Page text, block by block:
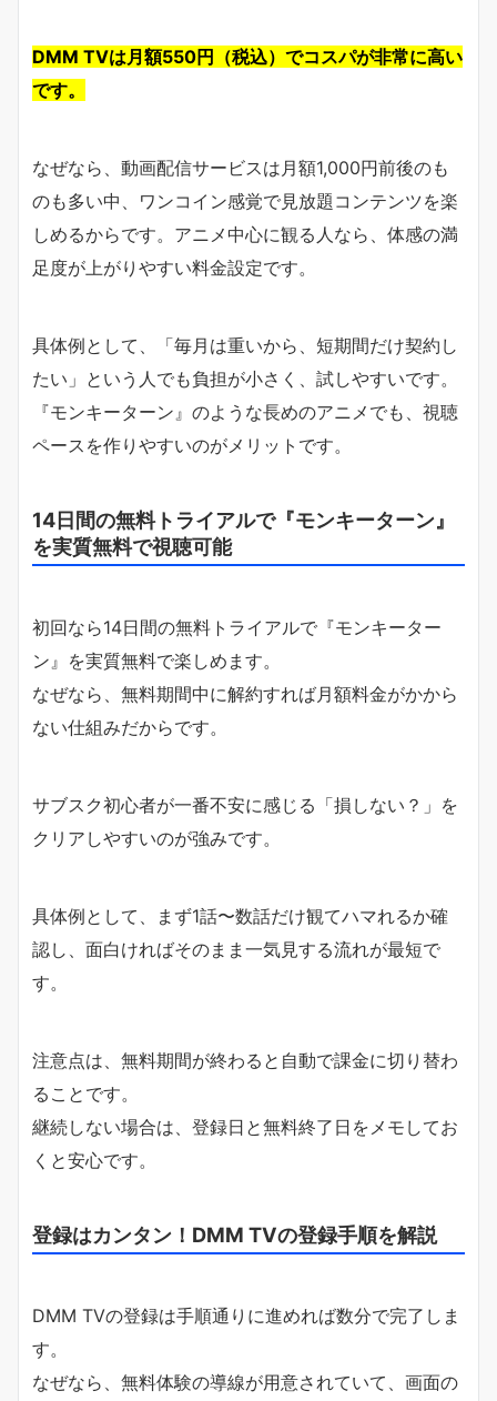
DMM TVは月額550円（税込）でコスパが非常に高い
です。
なぜなら、動画配信サービスは月額1,000円前後のも
のも多い中、ワンコイン感覚で見放題コンテンツを楽
しめるからです。アニメ中心に観る人なら、体感の満
足度が上がりやすい料金設定です。
具体例として、「毎月は重いから、短期間だけ契約し
たい」という人でも負担が小さく、試しやすいです。
『モンキーターン』のような長めのアニメでも、視聴
ペースを作りやすいのがメリットです。
14日間の無料トライアルで『モンキーターン』
を実質無料で視聴可能
初回なら14日間の無料トライアルで『モンキーター
ン』を実質無料で楽しめます。
なぜなら、無料期間中に解約すれば月額料金がかから
ない仕組みだからです。
サブスク初心者が一番不安に感じる「損しない？」を
クリアしやすいのが強みです。
具体例として、まず1話〜数話だけ観てハマれるか確
認し、面白ければそのまま一気見する流れが最短で
す。
注意点は、無料期間が終わると自動で課金に切り替わ
ることです。
継続しない場合は、登録日と無料終了日をメモしてお
くと安心です。
登録はカンタン！DMM TVの登録手順を解説
DMM TVの登録は手順通りに進めれば数分で完了しま
す。
なぜなら、無料体験の導線が用意されていて、画面の